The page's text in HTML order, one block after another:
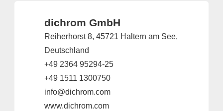
dichrom GmbH
Reiherhorst 8, 45721 Haltern am See,
Deutschland
+49 2364 95294-25
+49 1511 1300750
info@dichrom.com
www.dichrom.com